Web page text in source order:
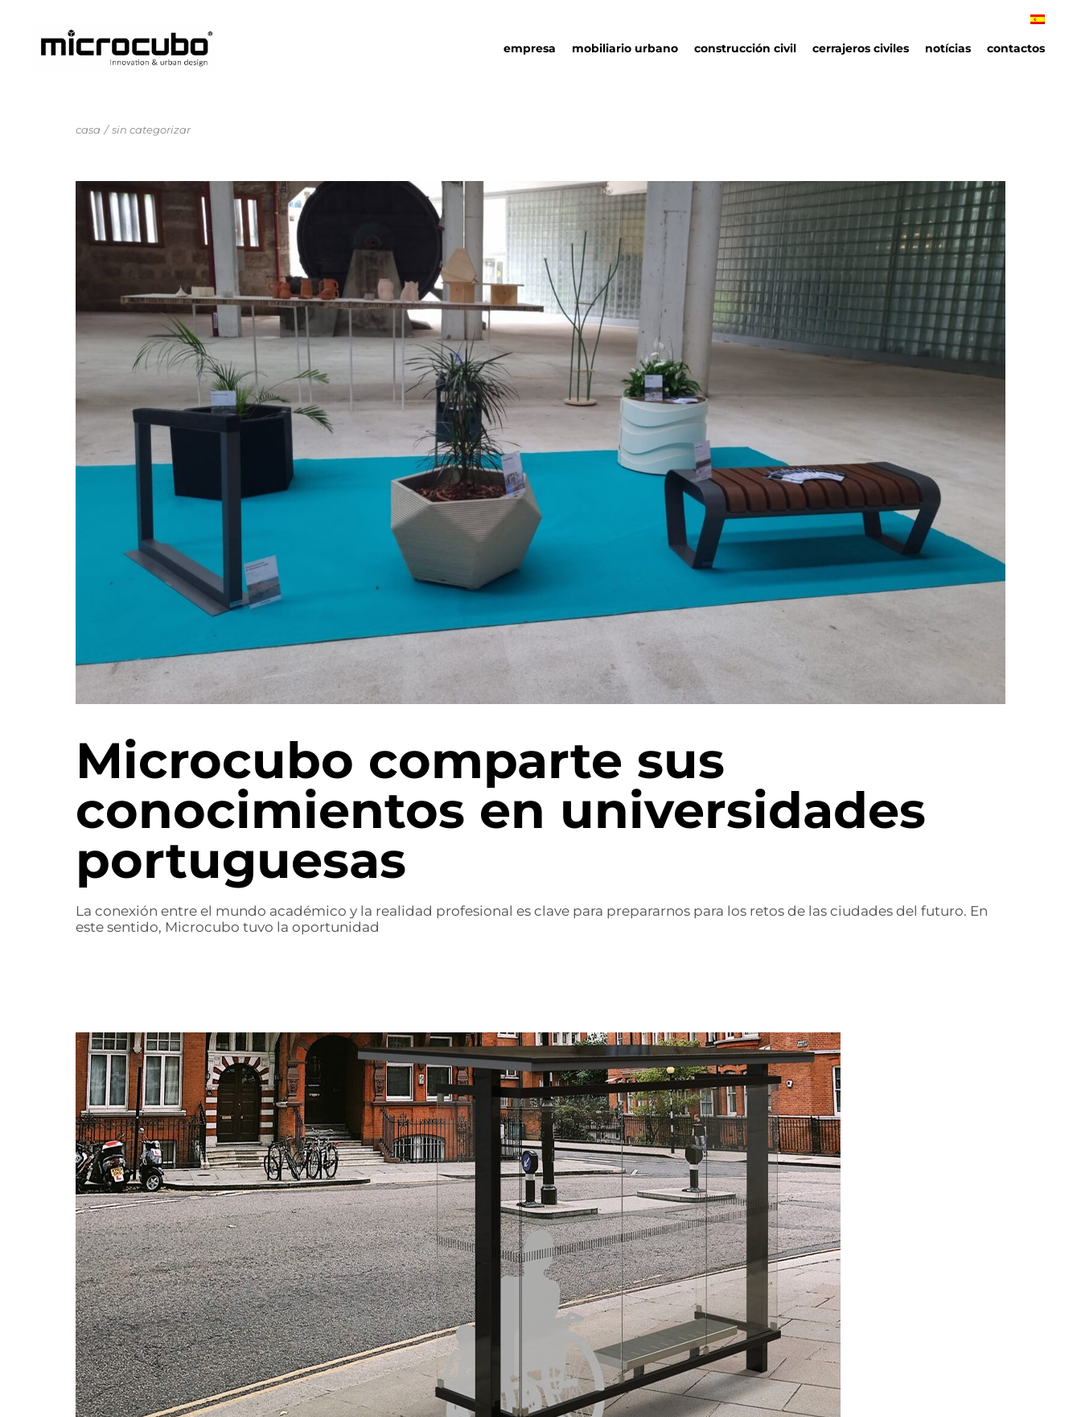
empresa
sostenibilidad
ambiental
mobiliario urbano
detalles urbanos
catálogo
construcción civil cerrajeros civiles notícias contactos
casa sin categorizar
Microcubo comparte sus
conocimientos en universidades
portuguesas
La conexión entre el mundo académico y la realidad profesional es clave para prepararnos para los retos de las ciudades del futuro. En
este sentido, Microcubo tuvo la oportunidad